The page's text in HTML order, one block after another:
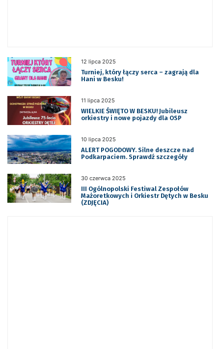
12 lipca 2025
Turniej, który łączy serca – zagrają dla
Hani w Besku!
11 lipca 2025
WIELKIE ŚWIĘTO W BESKU! Jubileusz
orkiestry i nowe pojazdy dla OSP
10 lipca 2025
ALERT POGODOWY. Silne deszcze nad
Podkarpaciem. Sprawdź szczegóły
30 czerwca 2025
III Ogólnopolski Festiwal Zespołów
Mażoretkowych i Orkiestr Dętych w Besku
(ZDJĘCIA)